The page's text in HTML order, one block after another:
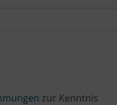
zur Kenntnis